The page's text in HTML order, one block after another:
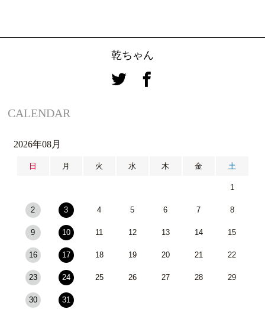
乾ちゃん
CALENDAR
2026年08月
日 月 火 水 木 金 土
1
2 3 4 5 6 7 8
9 10 11 12 13 14 15
16 17 18 19 20 21 22
23 24 25 26 27 28 29
30 31